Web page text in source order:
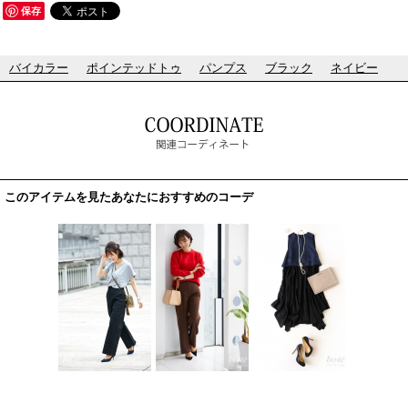
保存
バイカラー ポインテッドトゥ パンプス ブラック ネイビー
このアイテムを見たあなたにおすすめのコーデ